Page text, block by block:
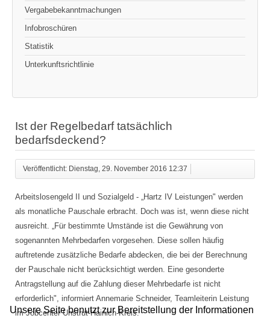
Vergabebekanntmachungen
Infobroschüren
Statistik
Unterkunftsrichtlinie
Ist der Regelbedarf tatsächlich
bedarfsdeckend?
Veröffentlicht: Dienstag, 29. November 2016 12:37
Arbeitslosengeld II und Sozialgeld - „Hartz IV Leistungen" werden
als monatliche Pauschale erbracht. Doch was ist, wenn diese nicht
ausreicht. „Für bestimmte Umstände ist die Gewährung von
sogenannten Mehrbedarfen vorgesehen. Diese sollen häufig
auftretende zusätzliche Bedarfe abdecken, die bei der Berechnung
der Pauschale nicht berücksichtigt werden. Eine gesonderte
Antragstellung auf die Zahlung dieser Mehrbedarfe ist nicht
erforderlich", informiert Annemarie Schneider, Teamleiterin Leistung
im Jobcenter Unstrut-Hainich-Kreis.
Unsere Seite benutzt zur Bereitstellung der Informationen